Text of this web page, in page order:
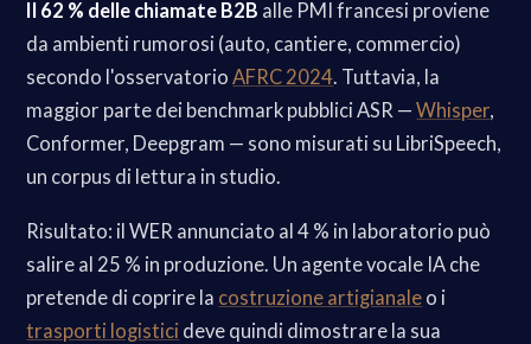
Il 62 % delle chiamate B2B alle PMI francesi proviene
da ambienti rumorosi (auto, cantiere, commercio)
secondo l'osservatorioAFRC 2024. Tuttavia, la
maggior parte dei benchmark pubblici ASR —Whisper,
Conformer, Deepgram — sono misurati su LibriSpeech,
un corpus di lettura in studio.
Risultato: il WER annunciato al 4 % in laboratorio può
salire al 25 % in produzione. Un agente vocale IA che
pretende di coprire la costruzione artigianale o i
trasporti logistici deve quindi dimostrare la sua